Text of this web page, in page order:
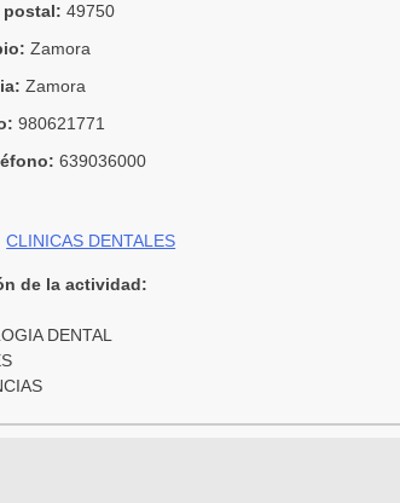
postal: 49750
Zamora
Zamora
980621771
639036000
CLINICAS DENTALES
de la actividad:
DENTAL